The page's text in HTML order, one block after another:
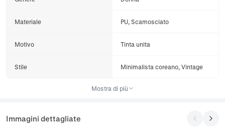
Materiale PU, Scamosciato
Motivo Tinta unita
Stile Minimalista coreano, Vintage
Mostra di più
Immagini dettagliate